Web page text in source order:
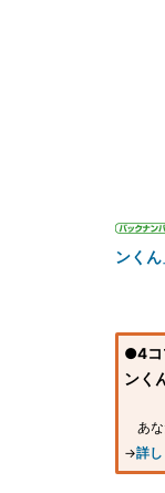
ンくん
●4コ
ンく
あな
→詳